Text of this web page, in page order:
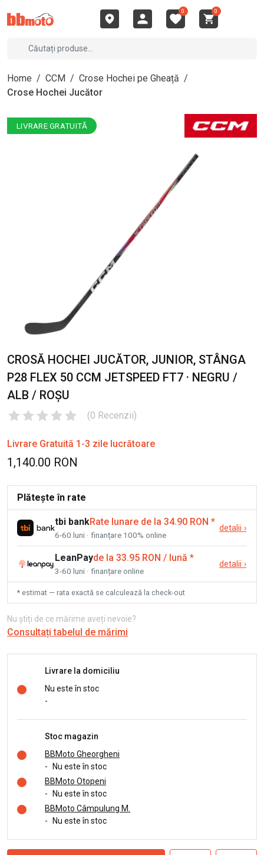
0 0
Home / CCM / Crose Hochei pe Gheață /
Crose Hochei Jucător
LIVRARE GRATUITĂ
CROSĂ HOCHEI JUCĂTOR, JUNIOR, STÂNGA
P28 FLEX 50 CCM JETSPEED FT7 · NEGRU /
ALB / ROȘU
(0 Recenzii)
Livrare Gratuită 1-3 zile lucrătoare
1,140.00 RON
Plătește în rate
tbi bankRate lunare de la 34.90 RON *
6-60 luni · finanțare 100% online
detalii ›
LeanPayde la 33.95 RON / lună *
3-60 luni · finanțare online
detalii ›
* estimat — rata exactă se calculează la check-out
Nu știți de ce mărime aveți nevoie?
Consultați tabelul de mărimi
Livrare la domiciliu
Nu este în stoc
-
Stoc magazin
BBMoto Gheorgheni
-
Nu este în stoc
BBMoto Otopeni
-
Nu este în stoc
BBMoto Câmpulung M.
-
Nu este în stoc